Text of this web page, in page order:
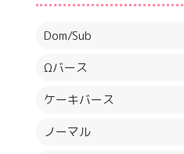
Dom/Sub
Ωバース
ケーキバース
ノーマル